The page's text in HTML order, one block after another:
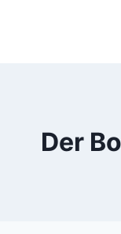
Der